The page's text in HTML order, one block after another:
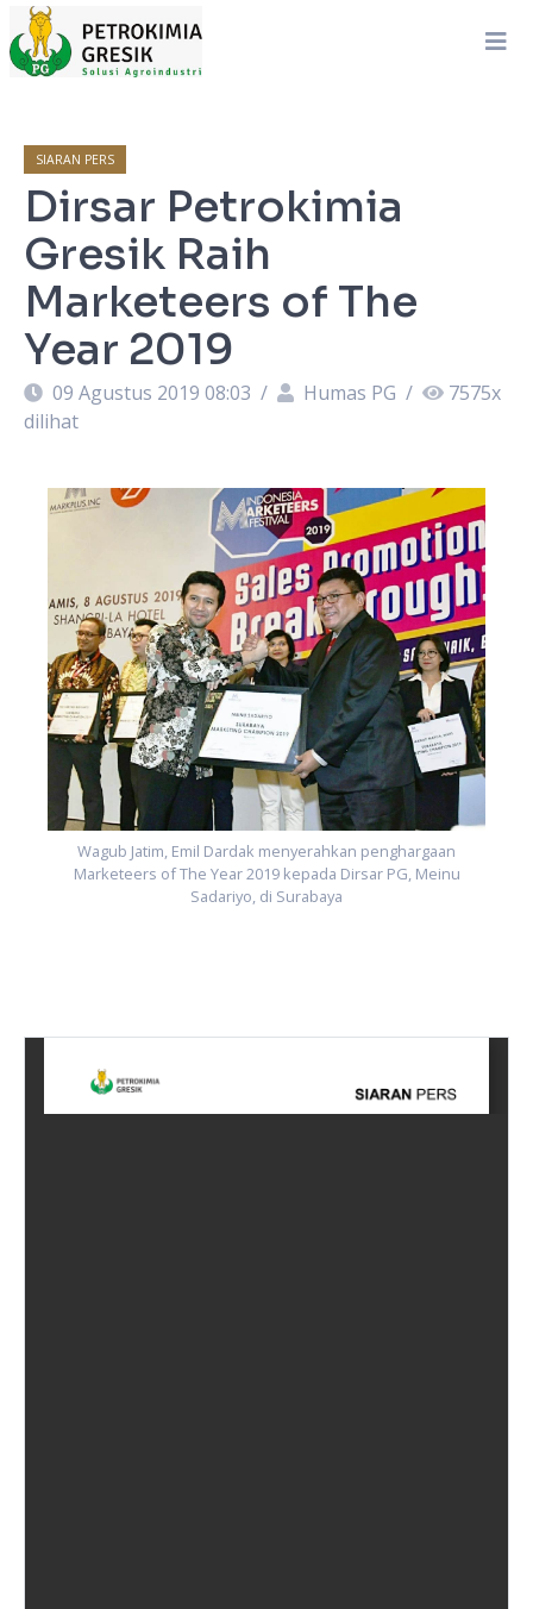
SIARAN PERS
Dirsar Petrokimia
Gresik Raih
Marketeers of The
Year 2019
09 Agustus 2019 08:03 / Humas PG / 7575x
dilihat
Wagub Jatim, Emil Dardak menyerahkan penghargaan
Marketeers of The Year 2019 kepada Dirsar PG, Meinu
Sadariyo, di Surabaya